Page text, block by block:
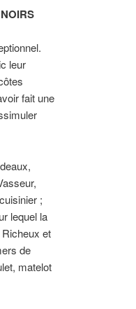
leur
fait une
;
lequel la
et
de
matelot